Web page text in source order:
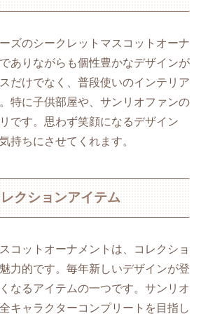
ズのシークレットマスコットオーナ
ありながらも個性豊かなデザインが
だけでなく、普段使いのインテリア
特に子供部屋や、サンリオファンの
です。思わず笑顔になるデザイン
持ちにさせてくれます。
クションアイテム
コットオーナメントは、コレクショ
力的です。毎年新しいデザインが登
なるアイテムの一つです。サンリオ
キャラクターコンプリートを目指し